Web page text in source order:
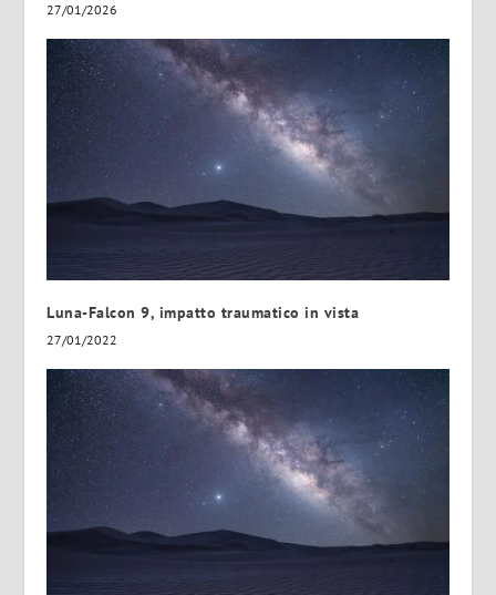
27/01/2026
Luna-Falcon 9, impatto traumatico in vista
27/01/2022